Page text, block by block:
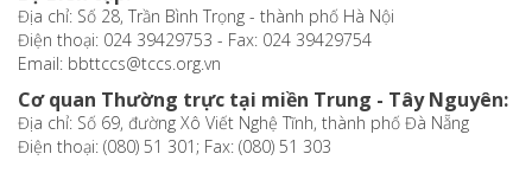
Địa chỉ: Số 28, Trần Bình Trọng - thành phố Hà Nội
Điện thoại: 024 39429753 - Fax: 024 39429754
Email: bbttccs@tccs.org.vn
Cơ quan Thường trực tại miền Trung - Tây Nguyên:
Địa chỉ: Số 69, đường Xô Viết Nghệ Tĩnh, thành phố Đà Nẵng
Điện thoại: (080) 51 301; Fax: (080) 51 303